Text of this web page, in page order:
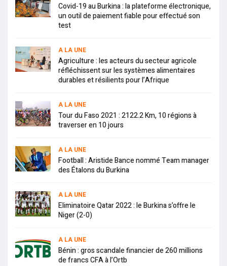
Covid-19 au Burkina : la plateforme électronique,
un outil de paiement fiable pour effectué son
test
A LA UNE
Agriculture : les acteurs du secteur agricole
réfléchissent sur les systèmes alimentaires
durables et résilients pour l’Afrique
A LA UNE
Tour du Faso 2021 : 2122.2 Km, 10 régions à
traverser en 10 jours
A LA UNE
Football : Aristide Bance nommé Team manager
des Étalons du Burkina
A LA UNE
Eliminatoire Qatar 2022 : le Burkina s’offre le
Niger (2-0)
A LA UNE
Bénin : gros scandale financier de 260 millions
de francs CFA à l’Ortb